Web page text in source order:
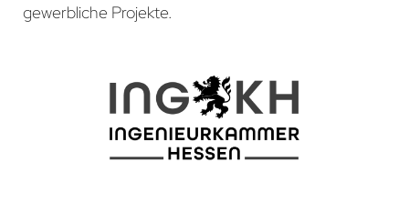
gewerbliche Projekte.